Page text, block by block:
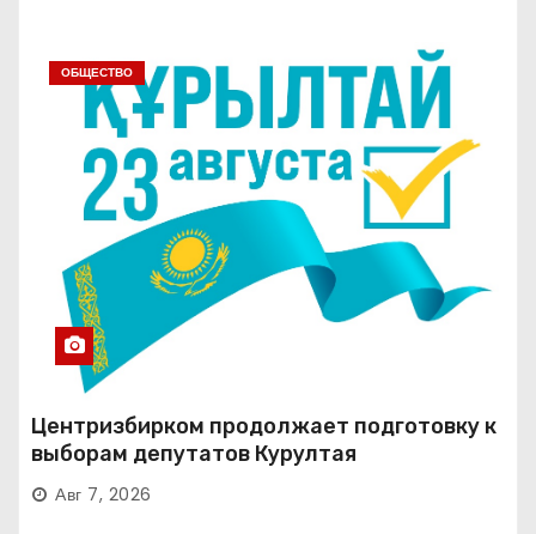
ОБЩЕСТВО
Центризбирком продолжает подготовку к
выборам депутатов Курултая
Авг 7, 2026